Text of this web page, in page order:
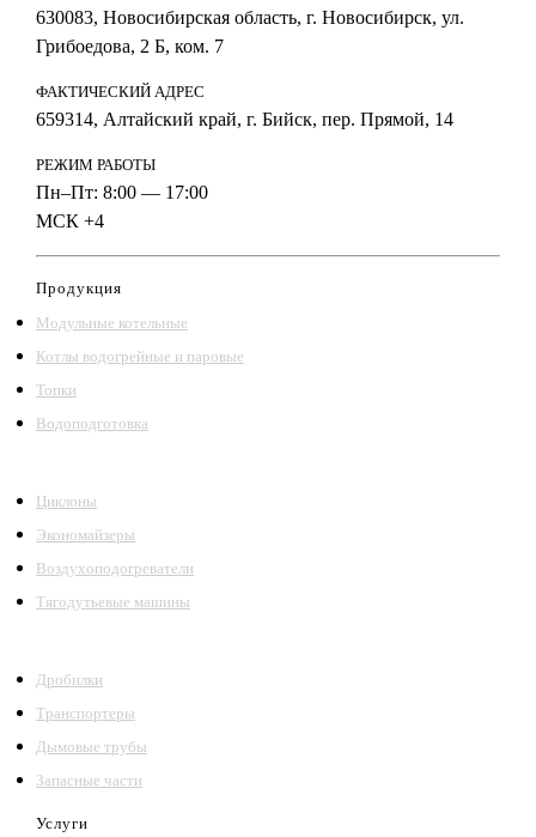
630083, Новосибирская область, г. Новосибирск, ул.
Грибоедова, 2 Б, ком. 7
ФАКТИЧЕСКИЙ АДРЕС
659314, Алтайский край, г. Бийск, пер. Прямой, 14
РЕЖИМ РАБОТЫ
Пн–Пт: 8:00 — 17:00
МСК +4
Продукция
Модульные котельные
Котлы водогрейные и паровые
Топки
Водоподготовка
Циклоны
Экономайзеры
Воздухоподогреватели
Тягодутьевые машины
Дробилки
Транспортеры
Дымовые трубы
Запасные части
Услуги